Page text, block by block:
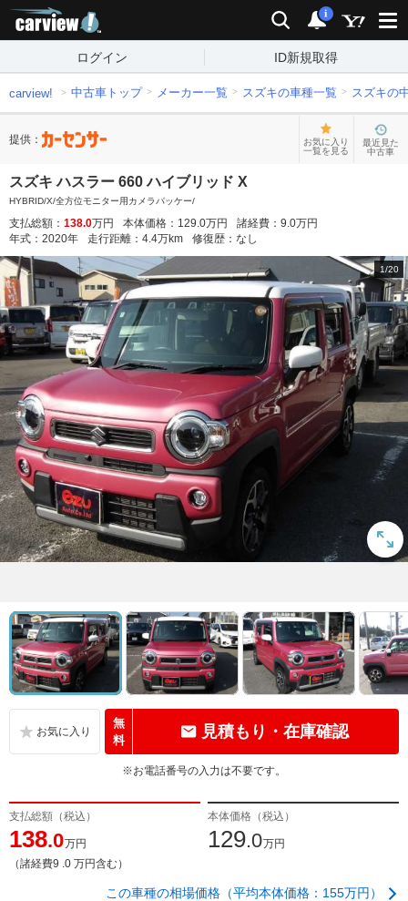
検索 通知
i
ログイン ID新規取得
carview! 中古車トップ メーカー一覧 スズキの車種一覧 スズキの
提供：
お気に入り
一覧を見る
最近見た
中古車
スズキ ハスラー 660 ハイブリッド X
HYBRID/X/全方位モニター用カメラパッケー/
支払総額： 138.0万円 本体価格： 129.0万円 諸経費： 9.0万円
年式： 2020年 走行距離： 4.4万km 修復歴： なし
1/20
無
料
見積もり・在庫確認
※お電話番号の入力は不要です。
支払総額（税込）
138.0万円
（諸経費9 .0 万円含む）
本体価格（税込）
129.0万円
この車種の相場価格（平均本体価格：155万円）